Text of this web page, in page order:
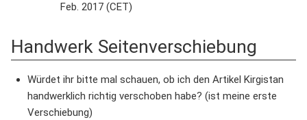
Feb. 2017 (CET)
Handwerk Seitenverschiebung
Würdet ihr bitte mal schauen, ob ich den Artikel Kirgistan
handwerklich richtig verschoben habe? (ist meine erste
Verschiebung)